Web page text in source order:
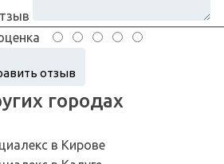
городах
в Кирове